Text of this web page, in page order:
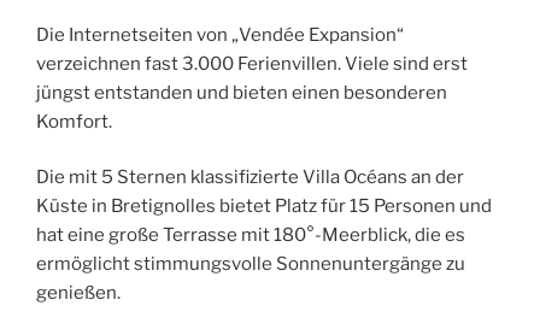
Die Internetseiten von „Vendée Expansion“
verzeichnen fast 3.000 Ferienvillen. Viele sind erst
jüngst entstanden und bieten einen besonderen
Komfort.
Die mit 5 Sternen klassifizierte Villa Océans an der
Küste in Bretignolles bietet Platz für 15 Personen und
hat eine große Terrasse mit 180°-Meerblick, die es
ermöglicht stimmungsvolle Sonnenuntergänge zu
genießen.